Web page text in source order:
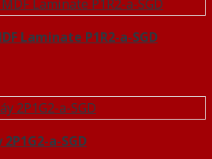
Laminate P1R2-a-SGD
a-SGD